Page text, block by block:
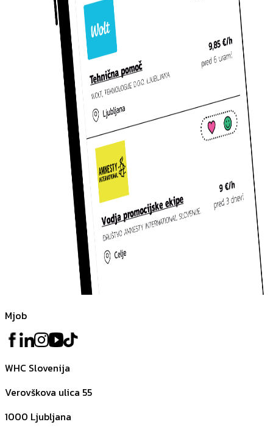
Mjob
WHC Slovenija
Verovškova ulica 55
1000 Ljubljana